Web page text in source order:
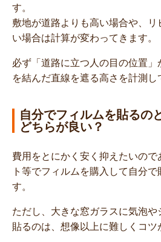
す。
敷地が道路よりも高い場合や、
い場合は計算が変わってきます。
必ず「道路に立つ人の目の位置」
を結んだ直線を遮る高さを計測し
自分でフィルムを貼るの
どちらが良い？
費用をとにかく安く抑えたいので
ト等でフィルムを購入して自分
す。
ただし、大きな窓ガラスに気泡や
貼るのは、想像以上に難しくコツ